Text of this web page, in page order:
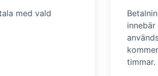
med vald
timmar.